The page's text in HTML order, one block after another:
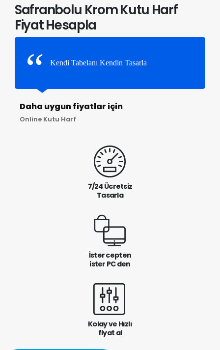
Safranbolu Krom Kutu Harf
Fiyat Hesapla
Kendi Tabelanı Kendin Tasarla
Daha uygun fiyatlar için
Online Kutu Harf
7/24 Ücretsiz
Tasarla
İster cepten
ister PC den
Kolay ve Hızlı
fiyat al